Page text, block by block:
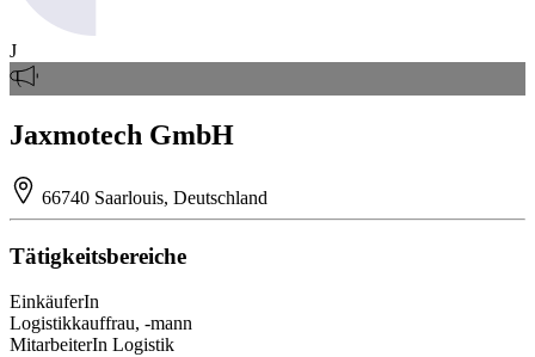
J
Jaxmotech GmbH
66740 Saarlouis, Deutschland
Tätigkeitsbereiche
EinkäuferIn
Logistikkauffrau, -mann
MitarbeiterIn Logistik